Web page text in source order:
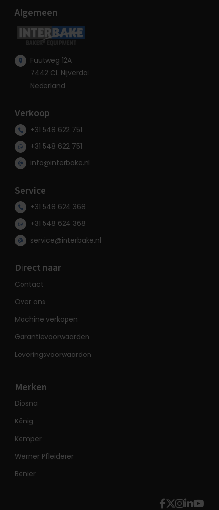
Algemeen
Fuutweg 12A
7442 CL Nijverdal
Nederland
Verkoop
+31 548 622 751
+31 548 622 751
info@interbake.nl
Service
+31 548 624 368
+31 548 624 368
service@interbake.nl
Direct naar
Contact
Over ons
Machine verkopen
Garantievoorwaarden
Leveringsvoorwaarden
Merken
Diosna
König
Kemper
Werner Pfleiderer
Benier